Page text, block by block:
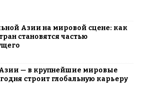
Азии на мировой сцене: как
становятся частью
— в крупнейшие мировые
строит глобальную карьеру